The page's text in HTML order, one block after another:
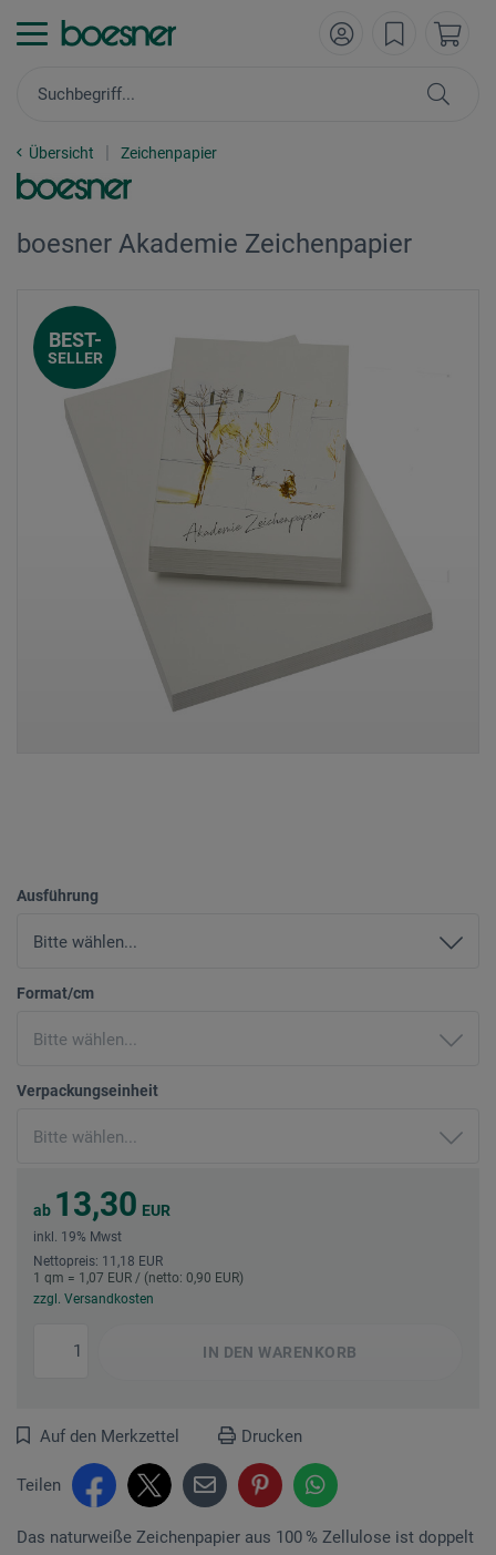
Übersicht Zeichenpapier
boesner Akademie Zeichenpapier
BEST-
SELLER
Ausführung
Format/cm
Verpackungseinheit
ab 13,30 EUR
inkl. 19% Mwst
Nettopreis: 11,18 EUR
1 qm = 1,07 EUR / (netto: 0,90 EUR)
zzgl. Versandkosten
IN DEN WARENKORB
Auf den Merkzettel Drucken
Teilen
Das naturweiße Zeichenpapier aus 100 % Zellulose ist doppelt